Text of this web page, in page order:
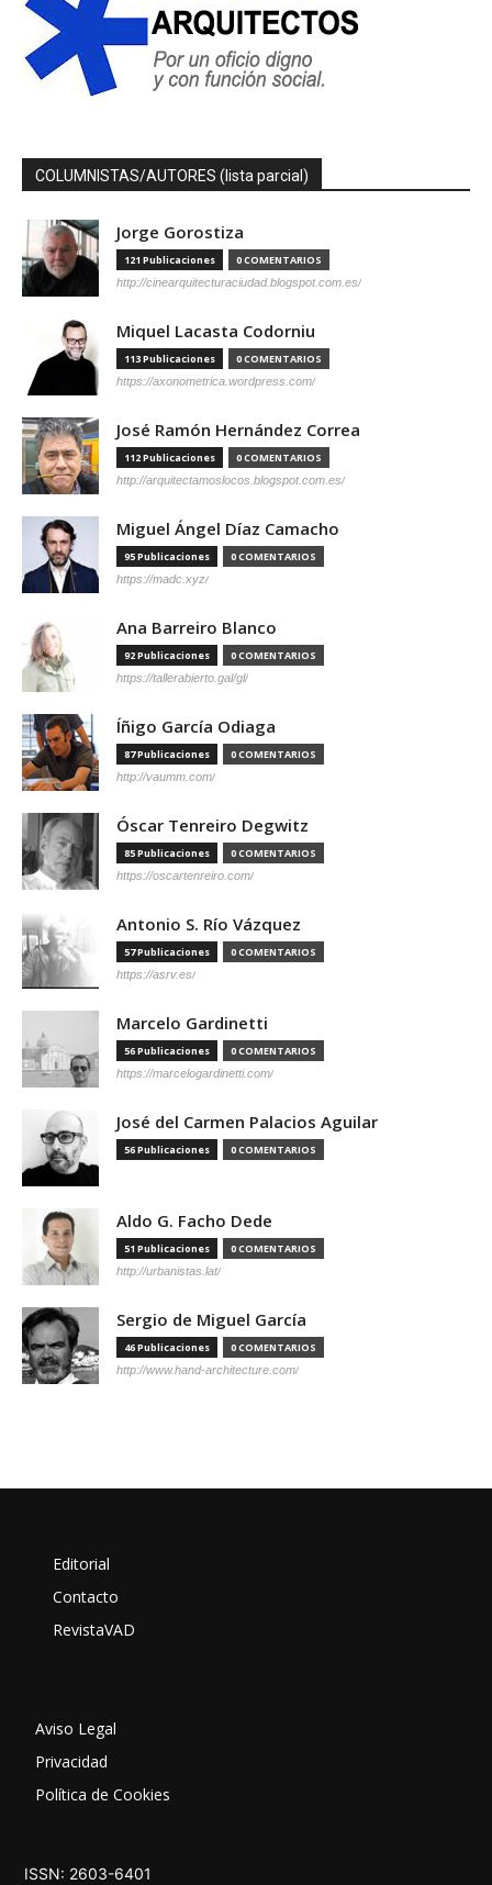
COLUMNISTAS/AUTORES (lista parcial)
Jorge Gorostiza
121 Publicaciones 0 COMENTARIOS
http://cinearquitecturaciudad.blogspot.com.es/
Miquel Lacasta Codorniu
113 Publicaciones 0 COMENTARIOS
https://axonometrica.wordpress.com/
José Ramón Hernández Correa
112 Publicaciones 0 COMENTARIOS
http://arquitectamoslocos.blogspot.com.es/
Miguel Ángel Díaz Camacho
95 Publicaciones 0 COMENTARIOS
https://madc.xyz/
Ana Barreiro Blanco
92 Publicaciones 0 COMENTARIOS
https://tallerabierto.gal/gl/
Íñigo García Odiaga
87 Publicaciones 0 COMENTARIOS
http://vaumm.com/
Óscar Tenreiro Degwitz
85 Publicaciones 0 COMENTARIOS
https://oscartenreiro.com/
Antonio S. Río Vázquez
57 Publicaciones 0 COMENTARIOS
https://asrv.es/
Marcelo Gardinetti
56 Publicaciones 0 COMENTARIOS
https://marcelogardinetti.com/
José del Carmen Palacios Aguilar
56 Publicaciones 0 COMENTARIOS
Aldo G. Facho Dede
51 Publicaciones 0 COMENTARIOS
http://urbanistas.lat/
Sergio de Miguel García
46 Publicaciones 0 COMENTARIOS
http://www.hand-architecture.com/
Editorial
Contacto
RevistaVAD
Aviso Legal
Privacidad
Política de Cookies
ISSN: 2603-6401